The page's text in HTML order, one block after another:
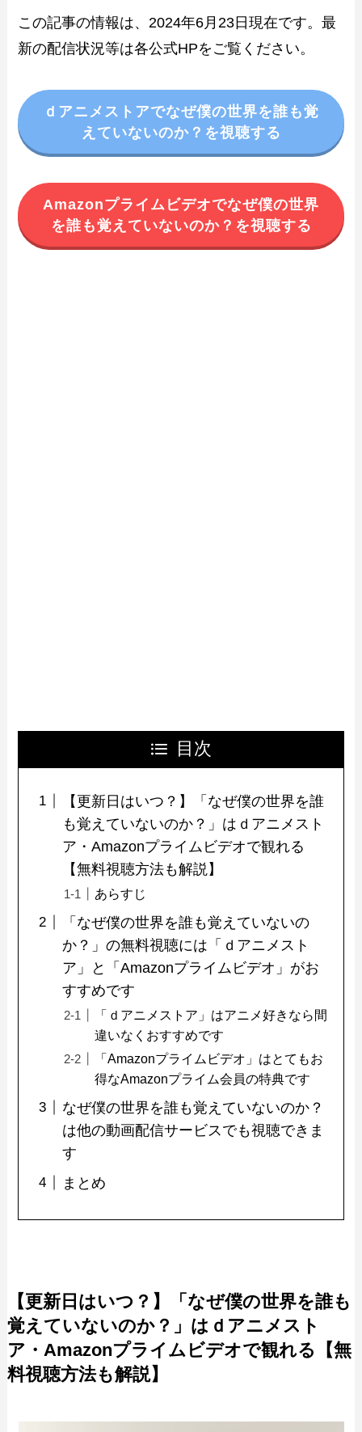
この記事の情報は、2024年6月23日現在です。最
新の配信状況等は各公式HPをご覧ください。
ｄアニメストアでなぜ僕の世界を誰も覚
えていないのか？を視聴する
Amazonプライムビデオでなぜ僕の世界
を誰も覚えていないのか？を視聴する
目次
【更新日はいつ？】「なぜ僕の世界を誰
も覚えていないのか？」はｄアニメスト
ア・Amazonプライムビデオで観れる
【無料視聴方法も解説】
あらすじ
「なぜ僕の世界を誰も覚えていないの
か？」の無料視聴には「ｄアニメスト
ア」と「Amazonプライムビデオ」がお
すすめです
「ｄアニメストア」はアニメ好きなら間
違いなくおすすめです
「Amazonプライムビデオ」はとてもお
得なAmazonプライム会員の特典です
なぜ僕の世界を誰も覚えていないのか？
は他の動画配信サービスでも視聴できま
す
まとめ
【更新日はいつ？】「なぜ僕の世界を誰も
覚えていないのか？」はｄアニメスト
ア・Amazonプライムビデオで観れる【無
料視聴方法も解説】